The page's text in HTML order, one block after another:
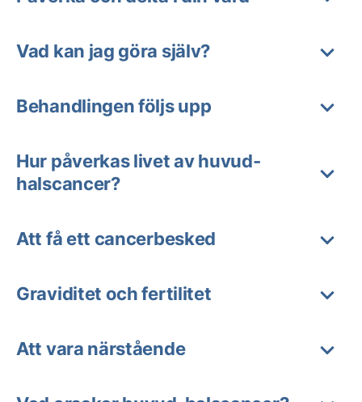
Vad kan jag göra själv?
Behandlingen följs upp
Hur påverkas livet av huvud-
halscancer?
Att få ett cancerbesked
Graviditet och fertilitet
Att vara närstående